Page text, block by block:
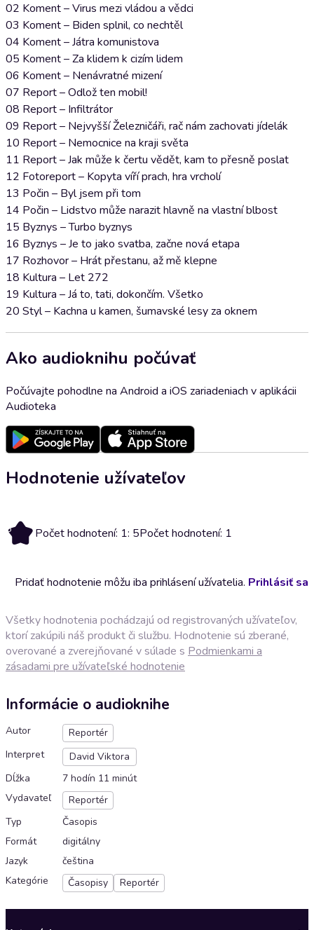
02 Koment – Virus mezi vládou a vědci
03 Koment – Biden splnil, co nechtěl
04 Koment – Játra komunistova
05 Koment – Za klidem k cizím lidem
06 Koment – Nenávratné mizení
07 Report – Odlož ten mobil!
08 Report – Infiltrátor
09 Report – Nejvyšší Železničáři, rač nám zachovati jídelák
10 Report – Nemocnice na kraji světa
11 Report – Jak může k čertu vědět, kam to přesně poslat
12 Fotoreport – Kopyta víří prach, hra vrcholí
13 Počin – Byl jsem při tom
14 Počin – Lidstvo může narazit hlavně na vlastní blbost
15 Byznys – Turbo byznys
16 Byznys – Je to jako svatba, začne nová etapa
17 Rozhovor – Hrát přestanu, až mě klepne
18 Kultura – Let 272
19 Kultura – Já to, tati, dokončím. Všetko
20 Styl – Kachna u kamen, šumavské lesy za oknem
Ako audioknihu počúvať
Počúvajte pohodlne na Android a iOS zariadeniach v aplikácii
Audioteka
Hodnotenie užívateľov
5 Počet hodnotení: 1: 5Počet hodnotení: 1
Pridať hodnotenie môžu iba prihlásení užívatelia. Prihlásiť sa
Všetky hodnotenia pochádzajú od registrovaných užívateľov,
ktorí zakúpili náš produkt či službu. Hodnotenie sú zberané,
overované a zverejňované v súlade s Podmienkami a
zásadami pre užívateľské hodnotenie
Informácie o audioknihe
Autor
Reportér
Interpret
David Viktora
Dĺžka
7 hodín 11 minút
Vydavateľ
Reportér
Typ
Časopis
Formát
digitálny
Jazyk
čeština
Kategórie
Časopisy Reportér